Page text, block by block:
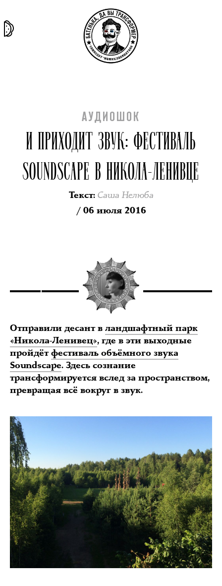
АУДИОШОК
И ПРИХОДИТ ЗВУК: ФЕСТИВАЛЬ
SOUNDSCAPE В НИКОЛА-ЛЕНИВЦЕ
Текст: Саша Нелюба
/ 06 июля 2016
Отправили десант в ландшафтный парк
«Никола-Ленивец», где в эти выходные
пройдётфестиваль объёмного звука
Soundscape. Здесь сознание
трансформируется вслед за пространством,
превращая всё вокруг в звук.